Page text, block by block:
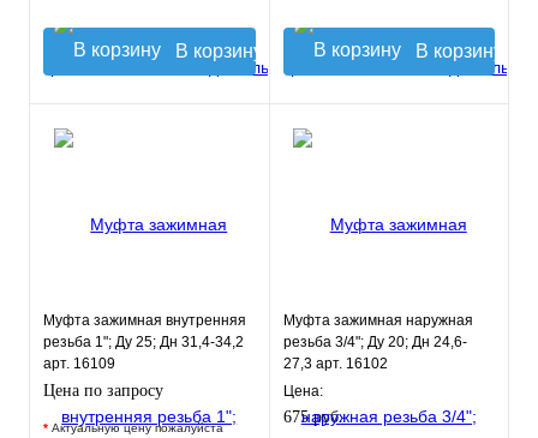
В корзину В корзину
Муфта зажимная внутренняя
резьба 1"; Ду 25; Дн 31,4-34,2
арт. 16109
Цена по запросу
* Актуальную цену пожалуйста
Муфта зажимная наружная
резьба 3/4"; Ду 20; Дн 24,6-
27,3 арт. 16102
Цена:
675 руб.